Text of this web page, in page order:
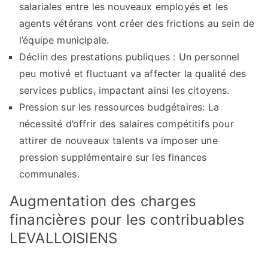
salariales entre les nouveaux employés et les
agents vétérans vont créer des frictions au sein de
l’équipe municipale.
Déclin des prestations publiques : Un personnel
peu motivé et fluctuant va affecter la qualité des
services publics, impactant ainsi les citoyens.
Pression sur les ressources budgétaires: La
nécessité d’offrir des salaires compétitifs pour
attirer de nouveaux talents va imposer une
pression supplémentaire sur les finances
communales.
Augmentation des charges
financières pour les contribuables
LEVALLOISIENS